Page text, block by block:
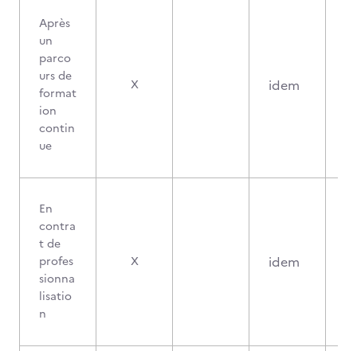
Après
un
parco
urs de
format
ion
contin
ue
X idem
En
contra
t de
profes
sionna
lisatio
n
X idem